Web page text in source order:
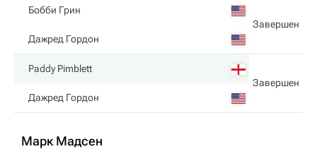
Бобби Грин
Завершен
Дажред Гордон
Paddy Pimblett
Завершен
Дажред Гордон
Марк Мадсен